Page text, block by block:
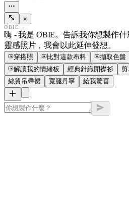
×
OBIE
嗨 - 我是 OBIE。告訴我你想製作
靈感照片，我會以此延伸發想。
穿搭照 比對這款布料
擷取色盤
解讀我的情緒板
經典針織開襟衫
絲質吊帶裙
寬腿丹寧 給我驚喜